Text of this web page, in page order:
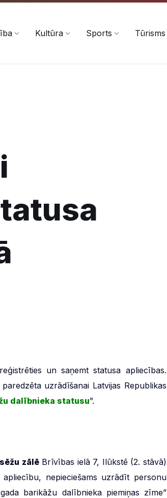
Kultūra Sports Tūrisms
un saņemt statusa apliecības.
uzrādīšanai Latvijas Republikas
dalībnieka statusu”.
zālēBrīvības ielā 7, Ilūkstē (2. stāvā)
nepieciešams uzrādīt personu
barikāžu dalībnieka piemiņas zīme”